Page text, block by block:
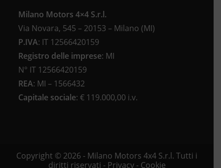
Milano Motors 4×4 S.r.l.
Via Novara, 545 – 20153 – Milano (MI)
P.IVA: IT 12566420159
Registro delle imprese: MI
N° IT 12566420159
REA: MI – 1566432
Capitale sociale: € 119.000,00 i.v.
Copyright © 2026 - Milano Motors 4x4 S.r.l. Tutti i
diritti riservati - Privacy- Cookie